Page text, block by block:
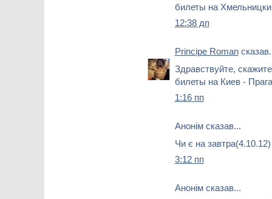
билеты на
12:38 дп
Principe Roman
Здравствуйте,
билеты на Киев -
1:16 пп
Анонім сказав...
Чи є на
3:12 пп
Анонім сказав...